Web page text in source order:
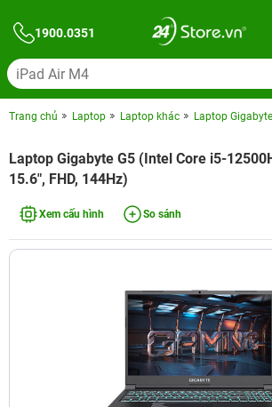
1900.0351
Trang chủ Laptop Laptop khác Laptop
Laptop Gigabyte G5 (Intel Core i5-
15.6", FHD, 144Hz)
Xem cấu hình So sánh